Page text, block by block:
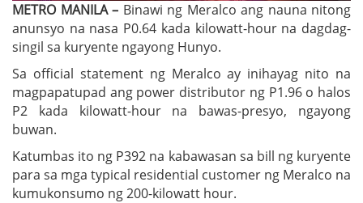
METRO MANILA – Binawi ng Meralco ang nauna nitong
anunsyo na nasa P0.64 kada kilowatt-hour na dagdag-
singil sa kuryente ngayong Hunyo.
Sa official statement ng Meralco ay inihayag nito na
magpapatupad ang power distributor ng P1.96 o halos
P2 kada kilowatt-hour na bawas-presyo, ngayong
buwan.
Katumbas ito ng P392 na kabawasan sa bill ng kuryente
para sa mga typical residential customer ng Meralco na
kumukonsumo ng 200-kilowatt hour.